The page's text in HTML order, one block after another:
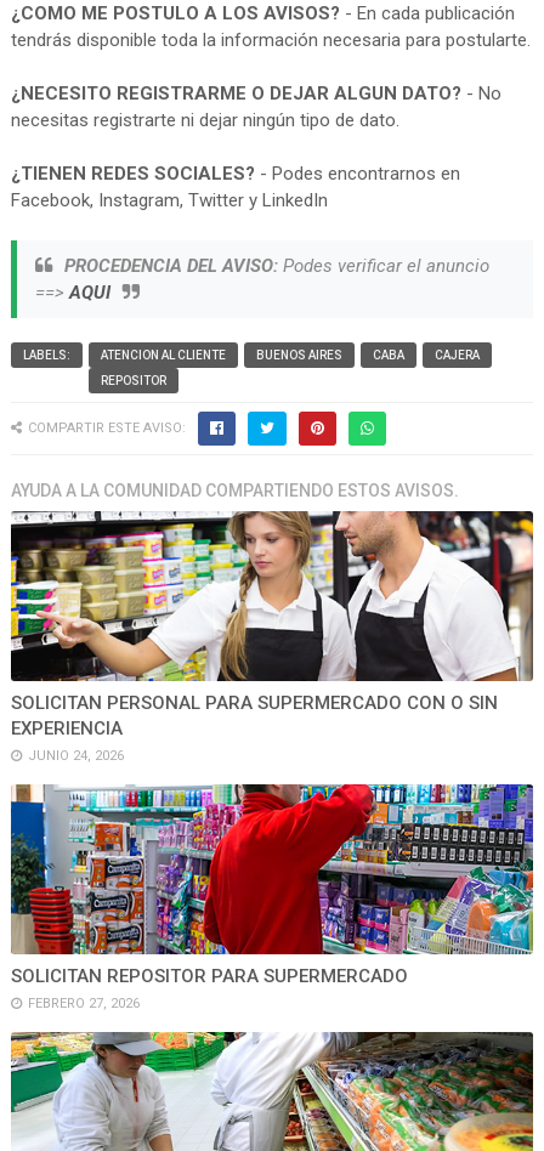
¿COMO ME POSTULO A LOS AVISOS? - En cada publicación
tendrás disponible toda la información necesaria para postularte.
¿NECESITO REGISTRARME O DEJAR ALGUN DATO? - No
necesitas registrarte ni dejar ningún tipo de dato.
¿TIENEN REDES SOCIALES? - Podes encontrarnos en
Facebook, Instagram, Twitter y LinkedIn
PROCEDENCIA DEL AVISO:Podes verificar el anuncio
==>AQUI
LABELS: ATENCION AL CLIENTE BUENOS AIRES CABA
CAJERA
REPOSITOR
COMPARTIR ESTE AVISO:
AYUDA A LA COMUNIDAD COMPARTIENDO ESTOS AVISOS.
SOLICITAN PERSONAL PARA SUPERMERCADO CON O SIN
EXPERIENCIA
JUNIO 24, 2026
SOLICITAN REPOSITOR PARA SUPERMERCADO
FEBRERO 27, 2026